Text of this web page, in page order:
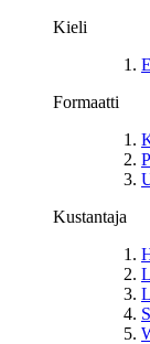
Kieli
Formaatti
Kustantaja